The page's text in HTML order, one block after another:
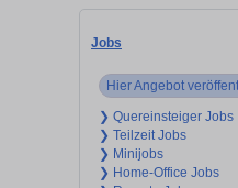
Jobs
Hier Angebot
❯ Quereinsteiger Jobs
❯ Teilzeit Jobs
❯ Minijobs
❯ Home-Office Jobs